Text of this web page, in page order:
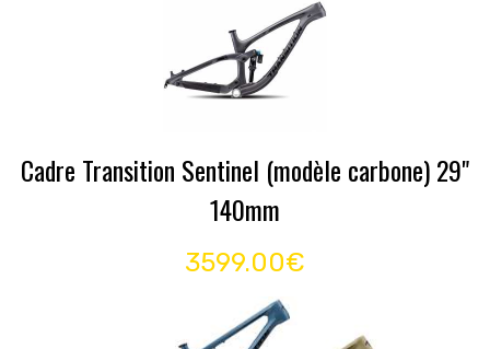
Cadre Transition Sentinel (modèle carbone) 29"
140mm
3599.00€